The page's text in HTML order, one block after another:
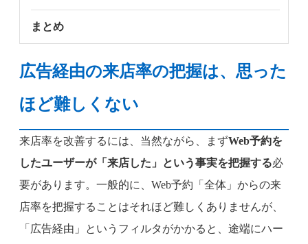
まとめ
広告経由の来店率の把握は、思った
ほど難しくない
来店率を改善するには、当然ながら、まずWeb予約を
したユーザーが「来店した」という事実を把握する必
要があります。一般的に、Web予約「全体」からの来
店率を把握することはそれほど難しくありませんが、
「広告経由」というフィルタがかかると、途端にハー